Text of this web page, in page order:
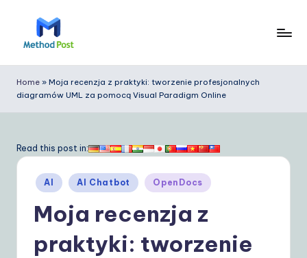
e
t
o
Home » Moja recenzja z praktyki: tworzenie profesjonalnych
diagramów UML za pomocą Visual Paradigm Online
Read this post in:
Posted
in
AI AI Chatbot OpenDocs
Moja recenzja z
praktyki: tworzenie